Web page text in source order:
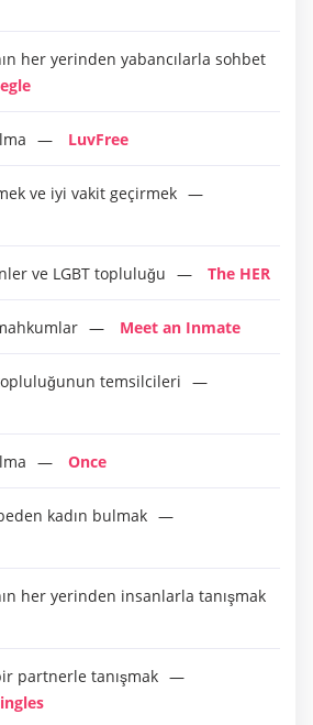
her yerinden yabancılarla sohbet
LuvFree
ve iyi vakit geçirmek
ve LGBT topluluğu The HER
Meet an Inmate
temsilcileri
Once
kadın bulmak
her yerinden insanlarla tanışmak
partnerle tanışmak